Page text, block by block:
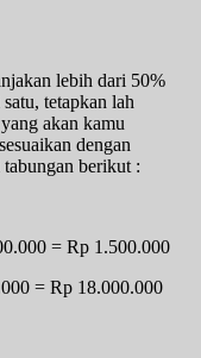
lebih dari 50%
tetapkan lah
akan kamu
dengan
berikut :
= Rp 1.500.000
= Rp 18.000.000